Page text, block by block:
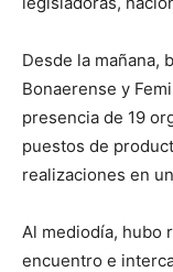
Desde la mañana,
Bonaerense y
presencia de 19
puestos de
realizaciones en
Al mediodía, hubo
encuentro e